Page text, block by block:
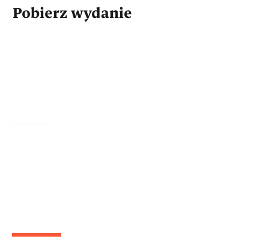
Pobierz wydanie